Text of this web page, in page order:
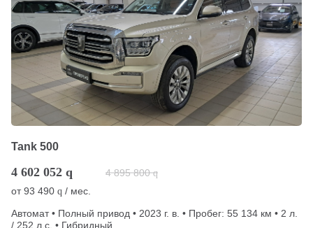
Tank 500
4 602 052 q 4 895 800 q
от93 490 q / мес.
Автомат • Полный привод • 2023 г. в. • Пробег: 55 134 км • 2 л.
/ 252 л.с. • Гибридный